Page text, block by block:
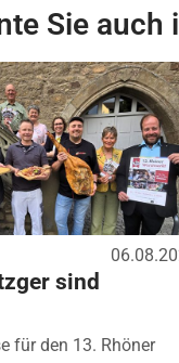
Sie auch
sind
für den 13. Rhöner